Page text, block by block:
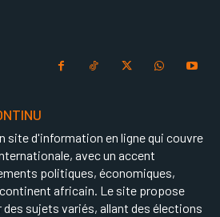
site d'information en ligne qui couvre
avec un accent
politiques, économiques,
africain. Le site propose
sujets variés, allant des élections